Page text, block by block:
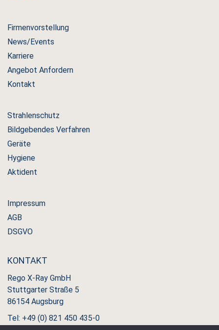
Firmenvorstellung
News/Events
Karriere
Angebot Anfordern
Kontakt
Strahlenschutz
Bildgebendes Verfahren
Geräte
Hygiene
Aktident
Impressum
AGB
DSGVO
KONTAKT
Rego X-Ray GmbH
Stuttgarter Straße 5
86154 Augsburg
Tel: +49 (0) 821 450 435-0